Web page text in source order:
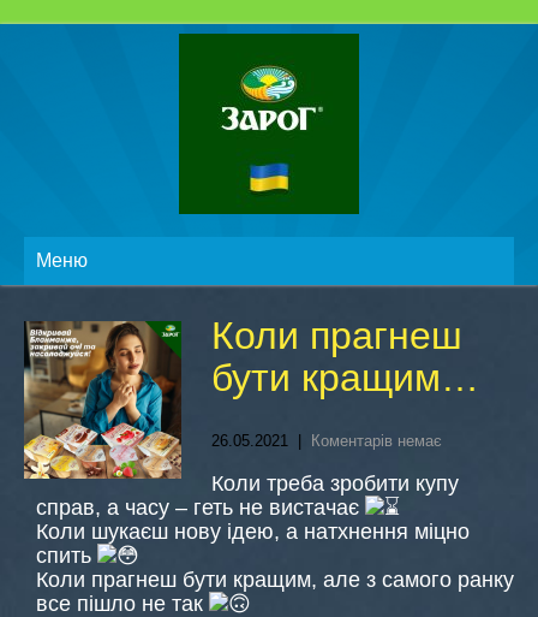
Меню
Коли прагнеш
бути кращим…
26.05.2021 Коментарів немає
Коли треба зробити купу
справ, а часу – геть не вистачає
Коли шукаєш нову ідею, а натхнення міцно
спить
Коли прагнеш бути кращим, але з самого ранку
все пішло не так